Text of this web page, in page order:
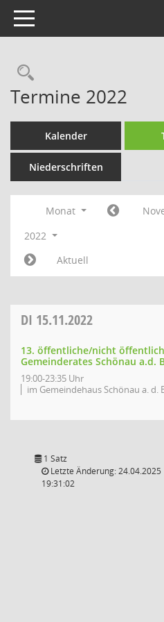
Toggle navigation
Termine 2022
Kalender
Niederschriften
Monat
2022
Aktuell
DI 15.11.2022
13. öffentliche/nicht
Gemeinderates Schönau a.d.
19:00-23:35 Uhr
im Gemeindehaus Schönau a. d.
1 Satz
Letzte Änderung: 24.04.2025
19:31:02